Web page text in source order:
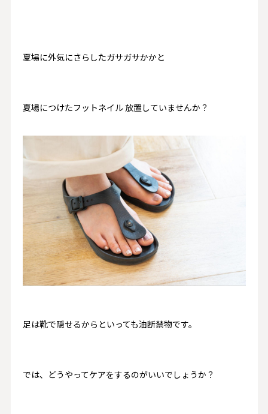
夏場に外気にさらしたガサガサかかと
夏場につけたフットネイル 放置していませんか？
足は靴で隠せるからといっても油断禁物です。
では、どうやってケアをするのがいいでしょうか？